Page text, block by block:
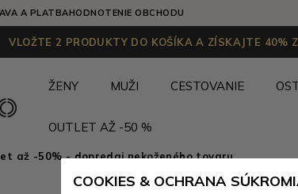
A PLATBAHODNOTENIE OBCHODU
VLOŽTE 2 PRODUKTY DO KOŠÍKA A ZÍSKAJTE 40%
ŽENY MUŽI CESTOVANIE
OUTLET AŽ -50 %
až -50% - dopredaj nekoženého tovaru
COOKIES & OCHRANA